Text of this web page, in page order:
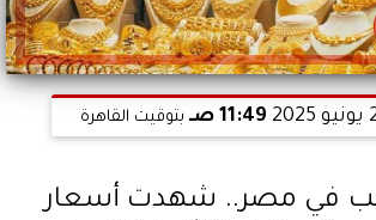
11:49 صـ بتوقيت القاهرة
في مصر.. شهدت أسعار